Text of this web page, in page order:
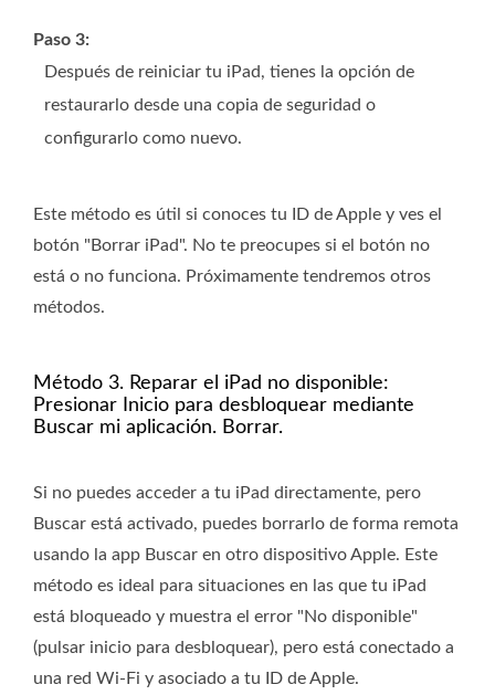
Paso 3:
Después de reiniciar tu iPad, tienes la opción de
restaurarlo desde una copia de seguridad o
configurarlo como nuevo.
Este método es útil si conoces tu ID de Apple y ves el
botón "Borrar iPad". No te preocupes si el botón no
está o no funciona. Próximamente tendremos otros
métodos.
Método 3. Reparar el iPad no disponible:
Presionar Inicio para desbloquear mediante
Buscar mi aplicación. Borrar.
Si no puedes acceder a tu iPad directamente, pero
Buscar está activado, puedes borrarlo de forma remota
usando la app Buscar en otro dispositivo Apple. Este
método es ideal para situaciones en las que tu iPad
está bloqueado y muestra el error "No disponible"
(pulsar inicio para desbloquear), pero está conectado a
una red Wi-Fi y asociado a tu ID de Apple.